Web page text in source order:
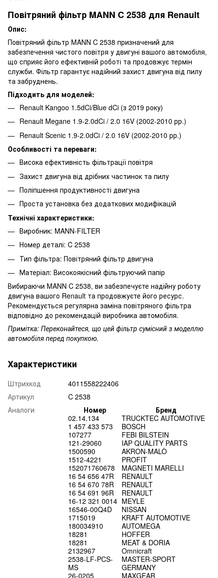
Повітряний фільтр MANN C 2538 для Renault
Опис:
Повітряний фільтр MANN C 2538 призначений для
забезпечення чистого повітря у двигуні вашого автомобіля,
що сприяє його ефективній роботі та продовжує термін
служби. Фільтр гарантує надійний захист двигуна від пилу
та забруднень.
Підходить для моделей:
Renault Kangoo 1.5dCi/Blue dCi (з 2019 року)
Renault Megane 1.9-2.0dCi / 2.0 16V (2002-2010 рр.)
Renault Scenic 1.9-2.0dCi / 2.0 16V (2002-2010 рр.)
Особливості та переваги:
Висока ефективність фільтрації повітря
Захист двигуна від дрібних частинок та пилу
Поліпшення продуктивності двигуна
Проста установка без додаткових модифікацій
Технічні характеристики:
Виробник: MANN-FILTER
Номер деталі: C 2538
Тип фільтра: Повітряний фільтр двигуна
Матеріал: Високоякісний фільтруючий папір
Вибираючи MANN C 2538, ви забезпечуєте надійну роботу
двигуна вашого Renault та продовжуєте його ресурс.
Рекомендується регулярна заміна повітряного фільтра
відповідно до рекомендацій виробника автомобіля.
Примітка: Переконайтеся, що цей фільтр сумісний з моделлю
автомобіля перед покупкою.
Характеристики
Штрихкод
4011558222406
Артикул
C 2538
Аналоги
Номер
Бренд
02.14.134
TRUCKTEC AUTOMOTIVE
1 457 433 573
BOSCH
107277
FEBI BILSTEIN
121-29060
IAP QUALITY PARTS
1500590
AKRON-MALÒ
1512-4221
PROFIT
152071760678
MAGNETI MARELLI
16 54 656 47R
RENAULT
16 54 670 78R
RENAULT
16 54 691 96R
RENAULT
16-12 321 0014 MEYLE
16546-00Q4D
NISSAN
1715019
KRAFT AUTOMOTIVE
180034910
AUTOMEGA
18281
HOFFER
18281
MEAT & DORIA
2132967
Omnicraft
2538-LF-PCS-
MS
MASTER-SPORT
GERMANY
26-0205
MAXGEAR